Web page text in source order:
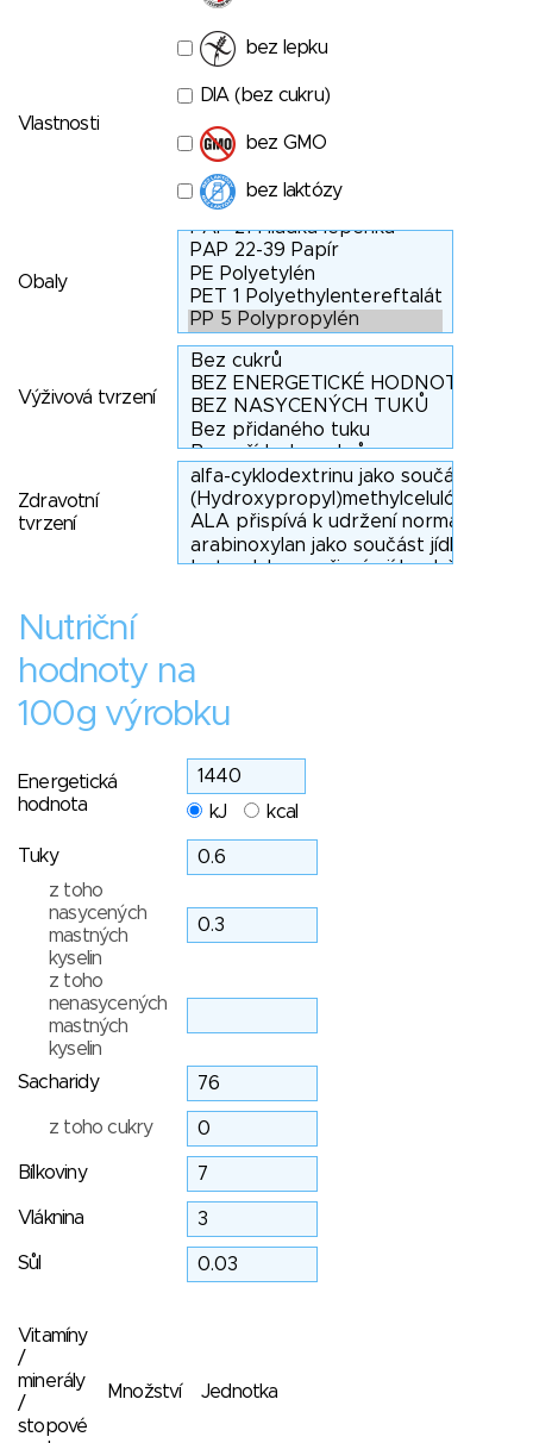
Vlastnosti
bez lepku
DIA (bez cukru)
bez GMO
bez laktózy
Obaly
Výživová tvrzení
Zdravotní
tvrzení
Nutriční
hodnoty na
100g výrobku
Energetická
hodnota
kJ kcal
Tuky
z toho
nasycených
mastných
kyselin
z toho
nenasycených
mastných
kyselin
Sacharidy
z toho cukry
Bílkoviny
Vláknina
Sůl
Vitamíny
/
minerály
/
stopové
Množství Jednotka